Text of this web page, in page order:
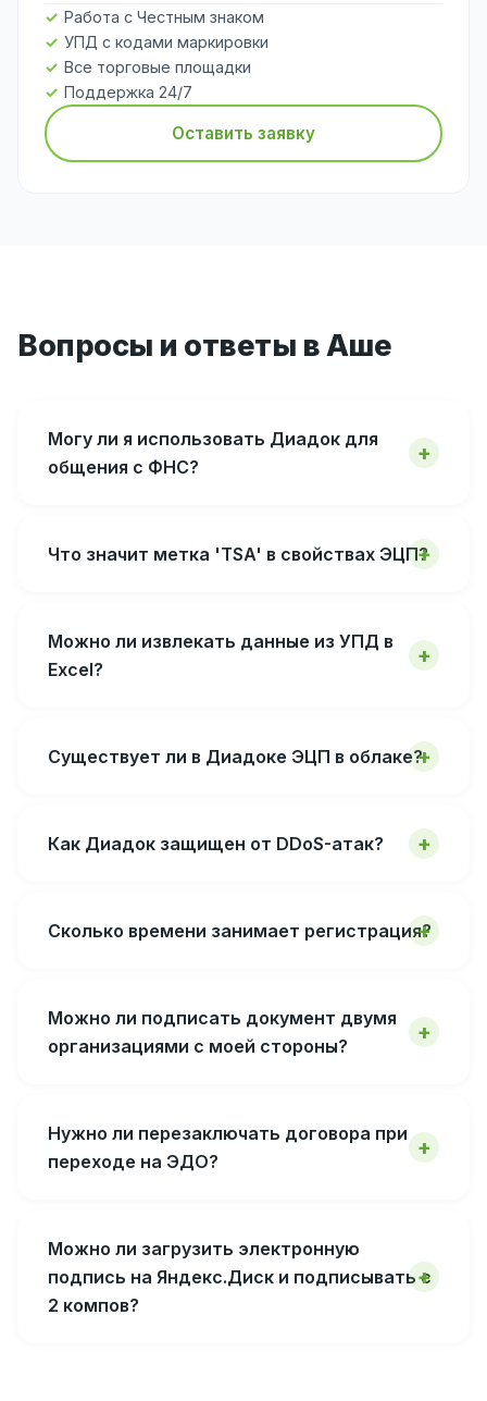
Работа с Честным знаком
УПД с кодами маркировки
Все торговые площадки
Поддержка 24/7
Оставить заявку
Вопросы и ответы в Аше
Могу ли я использовать Диадок для
общения с ФНС?
Что значит метка 'TSA' в свойствах ЭЦП?
Можно ли извлекать данные из УПД в
Excel?
Существует ли в Диадоке ЭЦП в облаке?
Как Диадок защищен от DDoS-атак?
Сколько времени занимает регистрация?
Можно ли подписать документ двумя
организациями с моей стороны?
Нужно ли перезаключать договора при
переходе на ЭДО?
Можно ли загрузить электронную
подпись на Яндекс.Диск и подписывать с
2 компов?